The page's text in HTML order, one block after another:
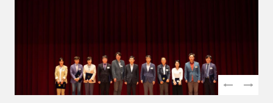
통행발생모형
수단분담모형
여객OD현행화
권역별통행지표
사회경제지표
교통수요예측
소화물배송대행
2025.09.30